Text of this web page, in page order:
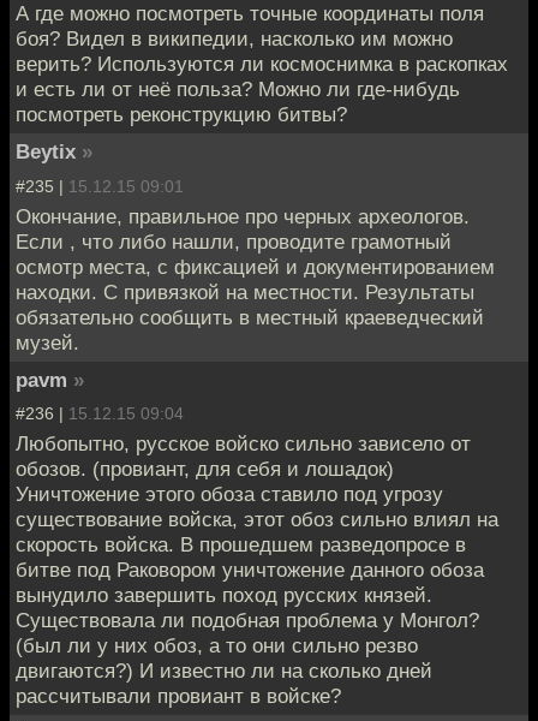
А где можно посмотреть точные координаты поля
боя? Видел в википедии, насколько им можно
верить? Используются ли космоснимка в раскопках
и есть ли от неё польза? Можно ли где-нибудь
посмотреть реконструкцию битвы?
Beytix »
#235 | 15.12.15 09:01
Окончание, правильное про черных археологов.
Если , что либо нашли, проводите грамотный
осмотр места, с фиксацией и документированием
находки. С привязкой на местности. Результаты
обязательно сообщить в местный краеведческий
музей.
pavm »
#236 | 15.12.15 09:04
Любопытно, русское войско сильно зависело от
обозов. (провиант, для себя и лошадок)
Уничтожение этого обоза ставило под угрозу
существование войска, этот обоз сильно влиял на
скорость войска. В прошедшем разведопросе в
битве под Раковором уничтожение данного обоза
вынудило завершить поход русских князей.
Существовала ли подобная проблема у Монгол?
(был ли у них обоз, а то они сильно резво
двигаются?) И известно ли на сколько дней
рассчитывали провиант в войске?